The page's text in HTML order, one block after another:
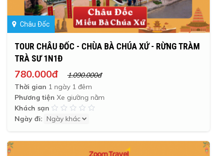
Châu Đốc
TOUR CHÂU ĐỐC - CHÙA BÀ CHÚA XỨ - RỪNG TRÀM
TRÀ SƯ 1N1Đ
780.000đ
1.090.000đ
Thời gian 1 ngày 1 đêm
Phương tiện Xe giường nằm
Khách sạn
Ngày đi: